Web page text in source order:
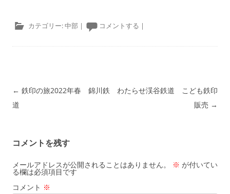
カテゴリー:中部 | コメントする |
投稿ナビゲーション
← 鉄印の旅2022年春 錦川鉄
道
わたらせ渓谷鉄道 こども鉄印
販売 →
コメントを残す
メールアドレスが公開されることはありません。 ※ が付いてい
る欄は必須項目です
コメント ※